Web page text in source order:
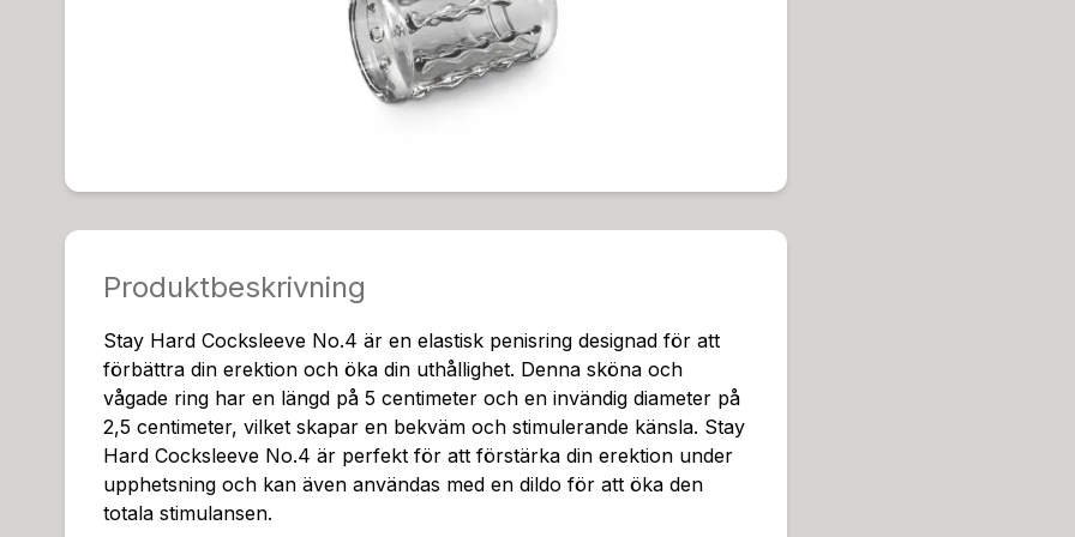
nnor som uppskattar den
as för att öka spänningen
ment till en dildo, vilket
till att alla våra produkter
Produktbeskrivning
Stay Hard Cocksleeve No.4 är en elastisk penisring designad för att
förbättra din erektion och öka din uthållighet. Denna sköna och
vågade ring har en längd på 5 centimeter och en invändig diameter på
2,5 centimeter, vilket skapar en bekväm och stimulerande känsla. Stay
Hard Cocksleeve No.4 är perfekt för att förstärka din erektion under
upphetsning och kan även användas med en dildo för att öka den
totala stimulansen.